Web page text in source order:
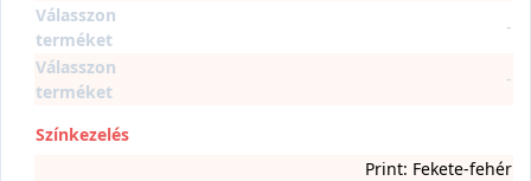
Válasszon
terméket
-
Válasszon
terméket
-
Színkezelés
Print: Fekete-fehér